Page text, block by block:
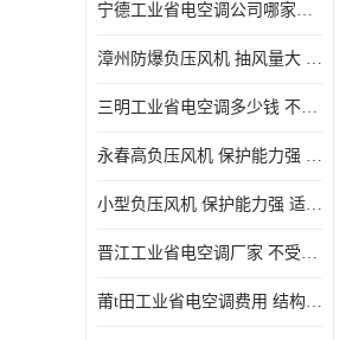
宁德工业省电空调公司哪家好 适度较高 结构紧凑 美观
漳州防爆负压风机 抽风量大 通风降温效果好
三明工业省电空调多少钱 不受管长限制 保持空气湿润
永春高负压风机 保护能力强 体积大 风道大
小型负压风机 保护能力强 适用面积广
晋江工业省电空调厂家 不受管长限制 节省占用空间
莆t田工业省电空调费用 结构紧凑 美观 能耗低 噪音小